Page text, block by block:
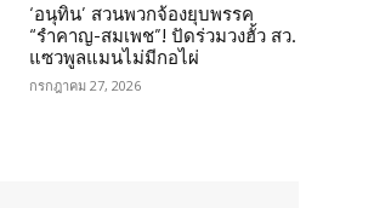
‘อนุทิน’ สวนพวกจ้องยุบพรรค
“รำคาญ-สมเพช”! ปัดร่วมวงฮั้ว สว.
แซวพูลแมนไม่มีกอไผ่
กรกฎาคม 27, 2026